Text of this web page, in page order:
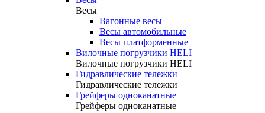
Весы
Вагонные весы
Весы автомобильные
Весы платформенные
Вилочные погрузчики HELI
Вилочные погрузчики HELI
Гидравлические тележки
Гидравлические тележки
Грейферы одноканатные
Грейферы одноканатные